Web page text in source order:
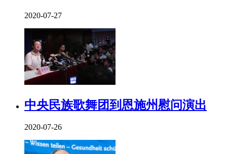
2020-07-27
中央民族歌舞团到恩施州慰问演出
2020-07-26